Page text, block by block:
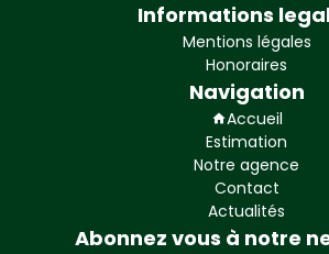
Informations
Mentions légales
Honoraires
Navigation
Accueil
Estimation
Notre agence
Contact
Actualités
Abonnez vous à notre